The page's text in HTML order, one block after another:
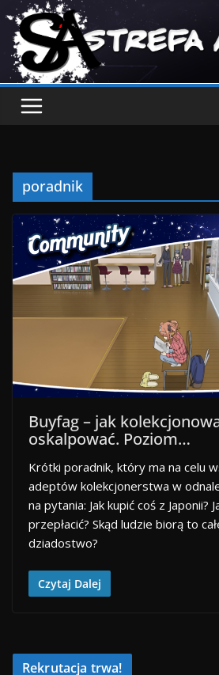
poradnik
Buyfag – jak
oskalpować. Poziom…
Krótki poradnik, który ma na celu
adeptów kolekcjonerstwa w
na pytania: Jak kupić coś z Japonii?
przepłacić? Skąd ludzie biorą to
dziadostwo?
Czytaj Dalej
Rekrutacja trwa!